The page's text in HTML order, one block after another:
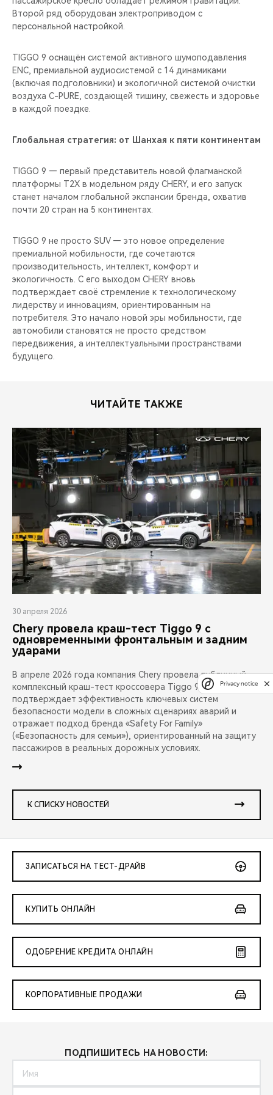
Второй ряд оборудован электроприводом с
персональной настройкой.
TIGGO 9 оснащён системой активного шумоподавления
ENC, премиальной аудиосистемой с 14 динамиками
(включая подголовники) и экологичной системой очистки
воздуха C-PURE, создающей тишину, свежесть и здоровье
в каждой поездке.
Глобальная стратегия: от Шанхая к пяти континентам
TIGGO 9 — первый представитель новой флагманской
платформы T2X в модельном ряду CHERY, и его запуск
станет началом глобальной экспансии бренда, охватив
почти 20 стран на 5 континентах.
TIGGO 9 не просто SUV — это новое определение
премиальной мобильности, где сочетаются
производительность, интеллект, комфорт и
экологичность. С его выходом CHERY вновь
подтверждает своё стремление к технологическому
лидерству и инновациям, ориентированным на
потребителя. Это начало новой эры мобильности, где
автомобили становятся не просто средством
передвижения, а интеллектуальными пространствами
будущего.
ЧИТАЙТЕ ТАКЖЕ
30 апреля 2026
Chery провела краш-тест Tiggo 9 с
одновременными фронтальным и задним
ударами
В апреле 2026 года компания Chery провела публичный
комплексный краш-тест кроссовера Tiggo 9. Испытание
подтверждает эффективность ключевых систем
безопасности модели в сложных сценариях аварий и
отражает подход бренда «Safety For Family»
(«Безопасность для семьи»), ориентированный на защиту
пассажиров в реальных дорожных условиях.
К СПИСКУ НОВОСТЕЙ
ЗАПИСАТЬСЯ НА ТЕСТ-ДРАЙВ
КУПИТЬ ОНЛАЙН
ОДОБРЕНИЕ КРЕДИТА ОНЛАЙН
КОРПОРАТИВНЫЕ ПРОДАЖИ
ПОДПИШИТЕСЬ НА НОВОСТИ:
Privacy notice